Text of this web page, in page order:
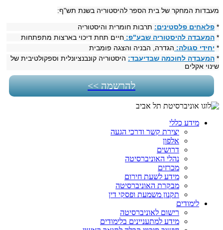
מעבדות המחקר של בית הספר להיסטוריה בשנת תש"ף:
* פלאחים פלסטינים: תרבות חומרית והיסטוריה
* המעבדה להיסטוריה שבע"פ: חיים תחת דיכוי בארצות מתפתחות
* יחידי סגולה: הגדרה, הבניה והצגה פומבית
* המעבדה לחוכמה שבדיעבד: היסטוריה קונבנציונלית וספקולטיבית של
שינוי אקלים
להרשמה >>
מידע כללי
יצירת קשר ודרכי הגעה
אלפון
דרושים
נהלי האוניברסיטה
מכרזים
מידע לשעת חירום
מבקרת האוניברסיטה
תקנון משמעת ופסקי דין
לימודים
רישום לאוניברסיטה
מידע למתעניינים בלימודים